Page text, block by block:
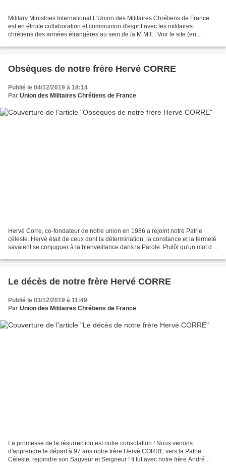
Military Ministries International L'Union des Militaires Chrétiens de France
est en étroite collaboration et communion d'esprit avec les militaires
chrétiens des armées étrangères au sein de la M.M.I. : Voir le site (en
Obsèques de notre frère Hervé CORRE
Publié le 04/12/2019 à 18:14
Par Union des Militaires Chrétiens de France
Hervé Corre, co-fondateur de notre union en 1986 a rejoint notre Patrie
céleste. Hervé était de ceux dont la détermination, la constance et la fermeté
savaient se conjuguer à la bienveillance dans la Parole. Plutôt qu'un mot de
Le décès de notre frère Hervé CORRE
Publié le 03/12/2019 à 11:49
Par Union des Militaires Chrétiens de France
La promesse de la résurrection est notre consolation ! Nous venons
d'apprendre le départ à 97 ans notre frère Hervé CORRE vers la Patrie
Céleste, rejoindre son Sauveur et Seigneur ! Il fut avec notre frère André